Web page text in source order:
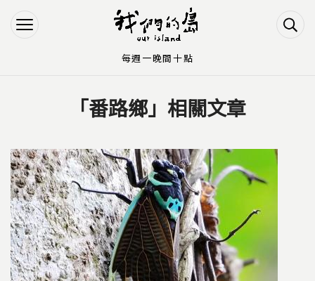
Jump to Navigation
Jump to Main content
「番路鄉」相關文章
每週一晚間十點